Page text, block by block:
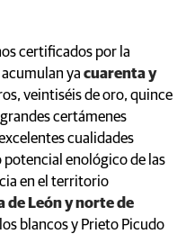
certificados por la
acumulan ya cuarenta y
veintiséis de oro, quince
certámenes
cualidades
enológico de las
en el territorio
de León y norte de
blancos y Prieto Picudo